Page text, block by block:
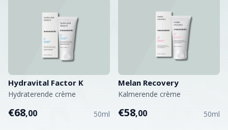
Hydravital Factor K
Hydraterende crème
€68,00 50ml
Melan Recovery
Kalmerende crème
€58,00 50ml